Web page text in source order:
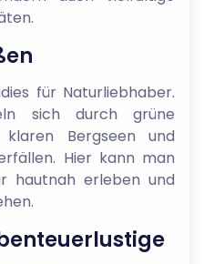
für Naturliebhaber.
sich durch grüne
Bergseen und
Hier kann man
hautnah erleben und